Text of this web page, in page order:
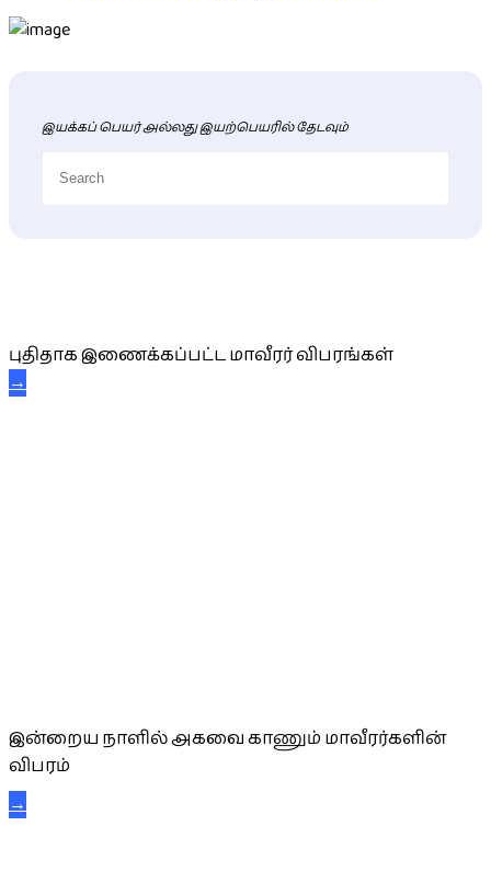
இயக்கப் பெயர் அல்லது இயற்பெயரில் தேடவும்
புதிதாக இணைக்கப்பட்ட மாவீரர் விபரங்கள்
→
இன்றைய நாளில் அகவை காணும் மாவீரர்களின்
விபரம்
→